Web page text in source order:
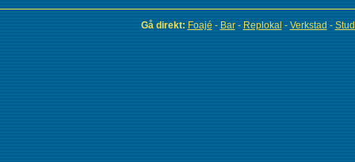
Gå direkt: Foajé - Bar- Replokal - Verkstad -